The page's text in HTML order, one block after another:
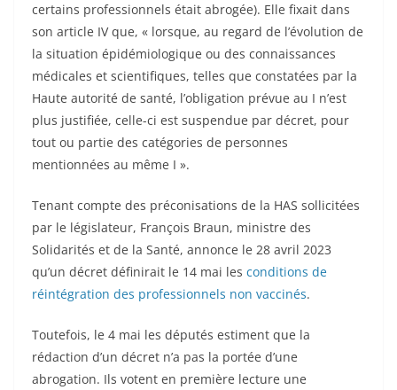
certains professionnels était abrogée). Elle fixait dans
son article IV que, « lorsque, au regard de l’évolution de
la situation épidémiologique ou des connaissances
médicales et scientifiques, telles que constatées par la
Haute autorité de santé, l’obligation prévue au I n’est
plus justifiée, celle-ci est suspendue par décret, pour
tout ou partie des catégories de personnes
mentionnées au même I ».
Tenant compte des préconisations de la HAS sollicitées
par le législateur, François Braun, ministre des
Solidarités et de la Santé, annonce le 28 avril 2023
qu’un décret définirait le 14 mai les conditions de
réintégration des professionnels non vaccinés.
Toutefois, le 4 mai les députés estiment que la
rédaction d’un décret n’a pas la portée d’une
abrogation. Ils votent en première lecture une